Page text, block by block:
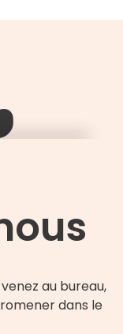
au bureau,
dans le